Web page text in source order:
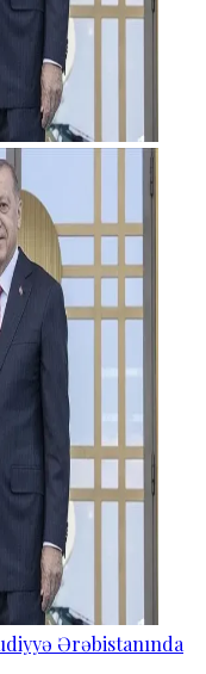
Ərəbistanında